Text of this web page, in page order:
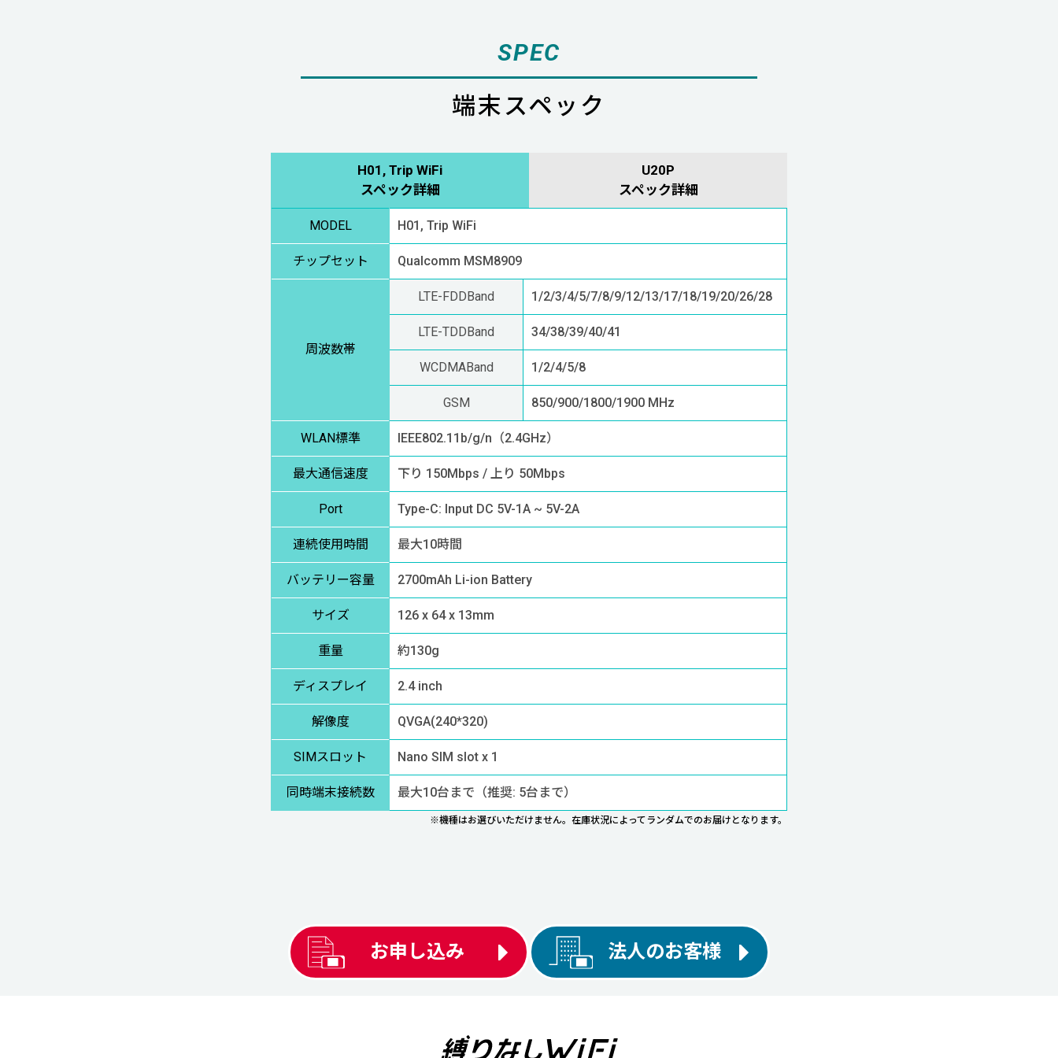
SPEC
端末スペック
H01, Trip WiFi
スペック詳細
U20P
スペック詳細
MODEL H01, Trip WiFi
チップセット Qualcomm MSM8909
周波数帯
LTE-FDDBand 1/2/3/4/5/7/8/9/12/13/17/18/19/20/26/28
LTE-TDDBand 34/38/39/40/41
WCDMABand 1/2/4/5/8
GSM 850/900/1800/1900 MHz
WLAN標準 IEEE802.11b/g/n（2.4GHz）
最大通信速度 下り 150Mbps / 上り 50Mbps
Port Type-C: Input DC 5V-1A ~ 5V-2A
連続使用時間 最大10時間
バッテリー容量 2700mAh Li-ion Battery
サイズ 126 x 64 x 13mm
重量 約130g
ディスプレイ 2.4 inch
解像度 QVGA(240*320)
SIMスロット Nano SIM slot x 1
同時端末接続数 最大10台まで（推奨: 5台まで）
※機種はお選びいただけません。 在庫状況によってランダムでのお届けとなります。
お申し込み 法人のお客様